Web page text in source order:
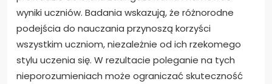
wyniki uczniów. Badania wskazują, że różnorodne
podejścia do nauczania przynoszą korzyści
wszystkim uczniom, niezależnie od ich rzekomego
stylu uczenia się. W rezultacie poleganie na tych
nieporozumieniach może ograniczać skuteczność